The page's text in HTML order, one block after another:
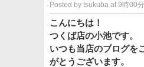
Posted by tsukuba at 9時00分
こんにちは！
つくば店の小池です。
いつも当店のブログを
がとうございます。